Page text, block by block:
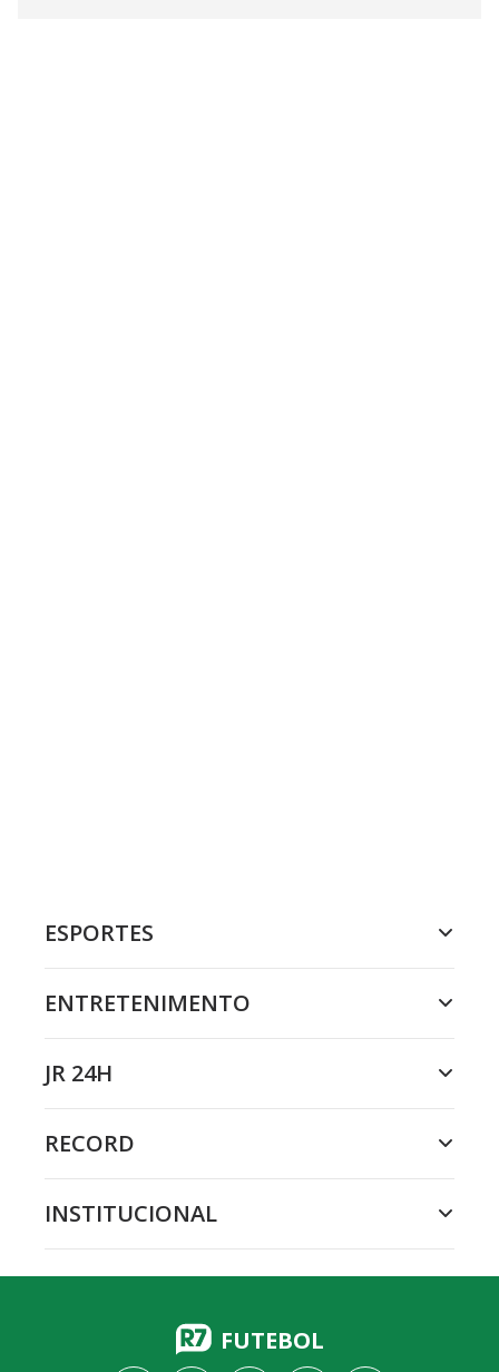
ESPORTES
ENTRETENIMENTO
JR 24H
RECORD
INSTITUCIONAL
FUTEBOL